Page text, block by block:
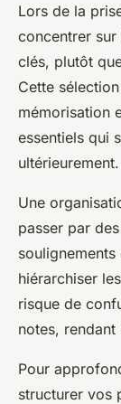
Lors de la
concentrer
clés, plutôt
Cette
mémorisation
essentiels qui
ultérieurement.
Une
passer par
hiérarchiser
risque de
notes,
Pour
structurer vos